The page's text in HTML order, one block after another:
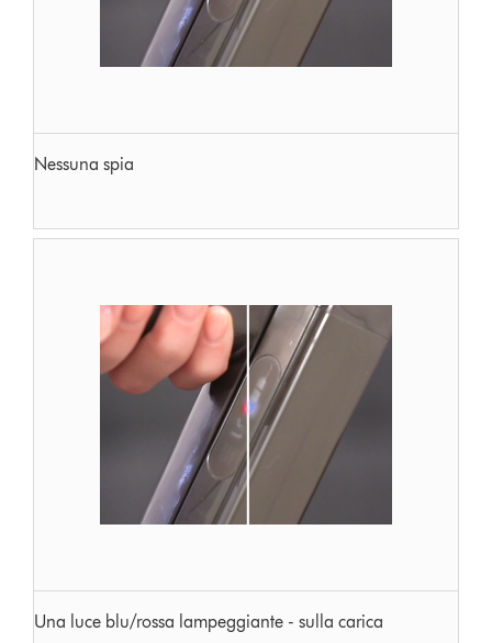
Nessuna spia
Una luce blu/rossa lampeggiante - sulla carica